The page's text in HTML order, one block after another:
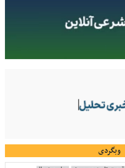
وبگردی